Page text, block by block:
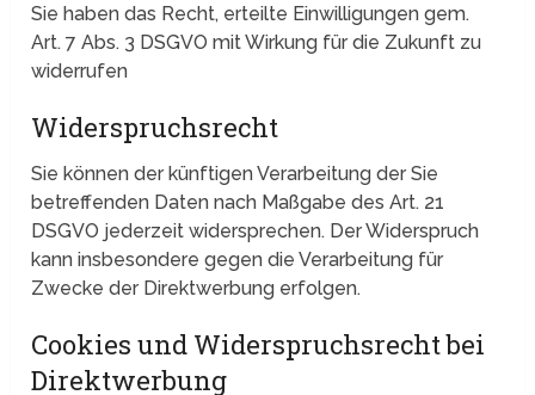
Sie haben das Recht, erteilte Einwilligungen gem.
Art. 7 Abs. 3 DSGVO mit Wirkung für die Zukunft zu
widerrufen
Widerspruchsrecht
Sie können der künftigen Verarbeitung der Sie
betreffenden Daten nach Maßgabe des Art. 21
DSGVO jederzeit widersprechen. Der Widerspruch
kann insbesondere gegen die Verarbeitung für
Zwecke der Direktwerbung erfolgen.
Cookies und Widerspruchsrecht bei
Direktwerbung